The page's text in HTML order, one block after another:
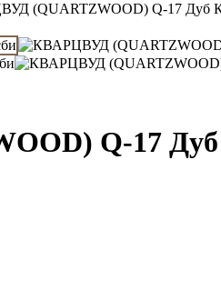
(QUARTZWOOD) Q-17 Дуб
Q-17 Дуб